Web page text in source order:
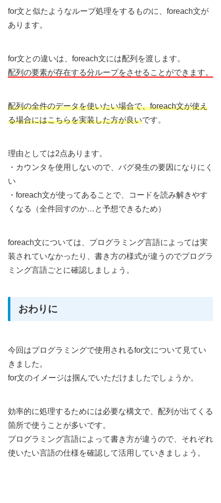
for文と似たようなループ処理をするものに、foreach文が
あります。
for文との違いは、foreach文には配列を渡します。
配列の要素が存在する分ループをさせることができます。
配列の全件のデータを使いたい場合で、foreach文が使え
る場合にはこちらを実装した方が良いです。
理由としては2点あります。
・カウンタを使用しないので、バグ発生の要因になりにく
い
・foreach文が使ってあることで、コードを読み解きやす
くなる（全件回すのか…と予想できるため）
foreach文については、プログラミング言語によっては実
装されていなかったり、書き方の様式が違うのでプログラ
ミング言語ごとに確認しましょう。
おわりに
今回はプログラミングで使用されるfor文について見てい
きました。
for文のイメージは掴んでいただけましたでしょうか。
効率的に処理するためには必要な構文で、配列が出てくる
箇所で使うことが多いです。
プログラミング言語によって書き方が違うので、それぞれ
使いたい言語の仕様を確認して活用していきましょう。